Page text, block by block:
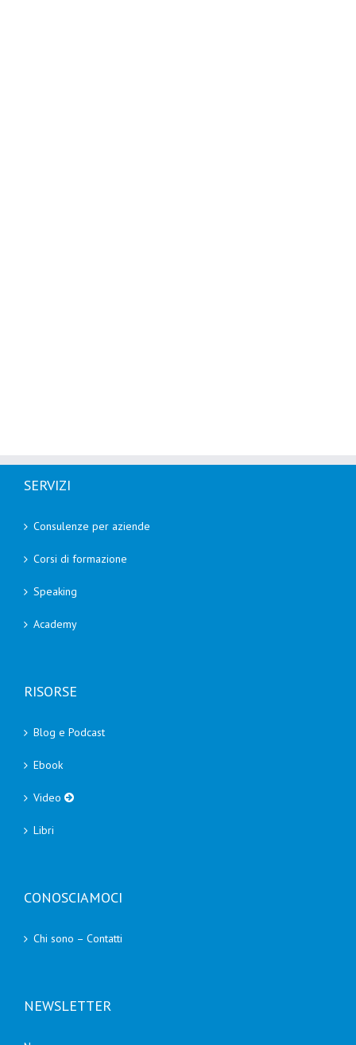
SERVIZI
Consulenze per aziende
Corsi di formazione
Speaking
Academy
RISORSE
Blog e Podcast
Ebook
Video
Libri
CONOSCIAMOCI
Chi sono – Contatti
NEWSLETTER